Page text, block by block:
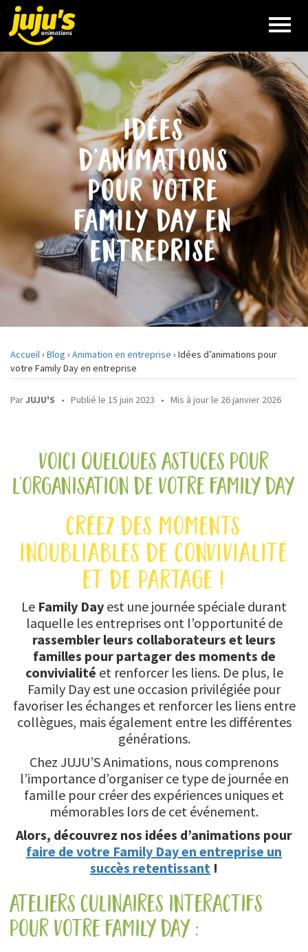
SMOOTHIE
NOS
ANIMATIONS
JUJU’S
QUI EST
JUJU’S
RÉFÉRENCES
DEVIS
idées
d’animations
pour votre
family day en
entreprise
Accueil› Blog › Animation en entreprise › Idées d’animations pour
votre Family Day en entreprise
ParJUJU'S • Publié le 15 juin 2023 • Mis à jour le 26 janvier 2026
voici quelques astuces pour
l’organisation de votre family day
créez des moments
inoubliables de convivialité
et de partage !
Le Family Day est une journée spéciale durant
laquelle les entreprises ont l’opportunité de
rassembler leurs collaborateurs et leurs
familles pour partager des moments de
convivialité et renforcer les liens. De plus, le
Family Day est une occasion privilégiée pour
favoriser les échanges et renforcer les liens entre
collègues, mais également entre les différentes
générations.
Chez JUJU’S Animations, nous comprenons
l’importance d’organiser ce type de journée en
famille pour créer des expériences uniques et
mémorables lors de cet événement.
Alors, découvrez nos idées d’animations pour
faire de votre Family Day en entreprise un
succès retentissant !
ateliers culinaires interactifs
pour votre family day :